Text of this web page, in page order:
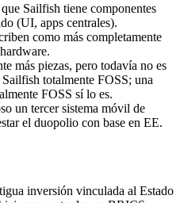
Sailfish tiene componentes
(UI, apps centrales).
como más completamente
más piezas, pero todavía no es
totalmente FOSS; una
FOSS sí lo es.
un tercer sistema móvil de
el duopolio con base en EE.
inversión vinculada al Estado